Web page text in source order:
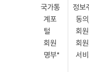
국가통
계포
털
회원
명부*
정보
동
회
회
서